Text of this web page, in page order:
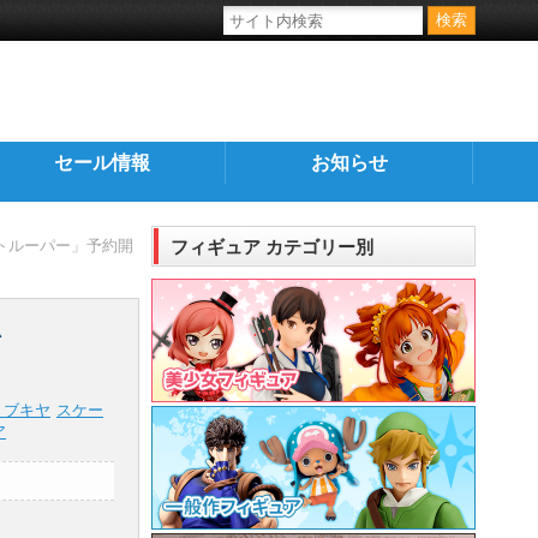
セール情報 お知らせ
ーパー」予約開
キヤ スケー
フィギュア カテゴリー別